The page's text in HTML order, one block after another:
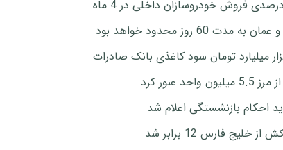
مدت 60 روز محدود خواهد بود
عبور کرد
احکام بازنشستگی اعلام شد
خلیج فارس 12 برابر شد